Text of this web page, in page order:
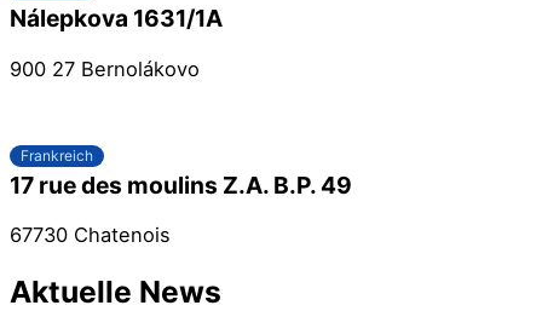
Nálepkova 1631/1A
900 27 Bernolákovo
Frankreich
17 rue des moulins Z.A. B.P. 49
67730 Chatenois
Aktuelle News